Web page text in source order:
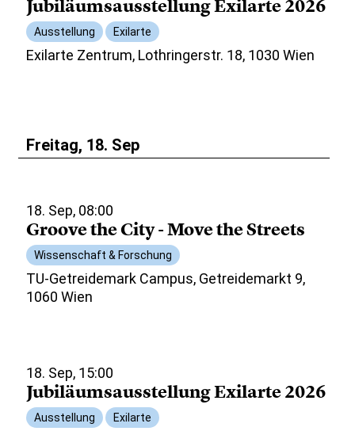
Jubiläumsausstellung Exilarte 2026
Ausstellung Exilarte
Exilarte Zentrum, Lothringerstr. 18, 1030 Wien
Freitag, 18. Sep
18. Sep, 08:00
Groove the City - Move the Streets
Wissenschaft & Forschung
TU-Getreidemark Campus, Getreidemarkt 9,
1060 Wien
18. Sep, 15:00
Jubiläumsausstellung Exilarte 2026
Ausstellung Exilarte